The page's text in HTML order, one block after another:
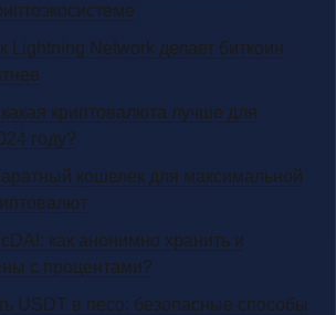
Lightning Network делает биткоин
криптовалюта лучше для
году?
кошелек для максимальной
как анонимно хранить и
с процентами?
USDT в песо: безопасные способы